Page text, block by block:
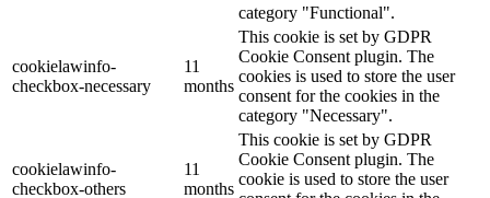
category "Functional".
cookielawinfo-
checkbox-necessary
11
months
This cookie is set by GDPR
Cookie Consent plugin. The
cookies is used to store the user
consent for the cookies in the
category "Necessary".
cookielawinfo-
checkbox-others
11
months
This cookie is set by GDPR
Cookie Consent plugin. The
cookie is used to store the user